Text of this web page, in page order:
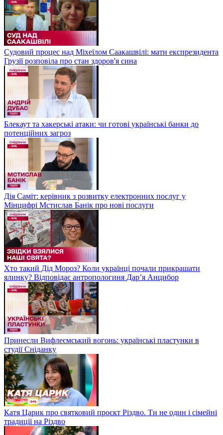
Судовий процес над Міхеїлом Саакашвілі: мати експрезидента
Грузії розповіла про стан здоров'я сина
Блекаут та хакерські атаки: чи готові українські банки до
потенційних загроз
Дія Саміт: керівник з розвитку електронних послуг у
Мінцифрі Мстислав Банік про нові послуги
Хто такий Дід Мороз? Коли українці почали прикрашати
ялинку? Відповідає антропологиня Дарʼя Анцибор
Принесли Вифлеємський вогонь: українські пластунки в
студії Сніданку
Катя Царик про святковий проєкт Різдво. Ти не один і сімейні
традиції на Різдво